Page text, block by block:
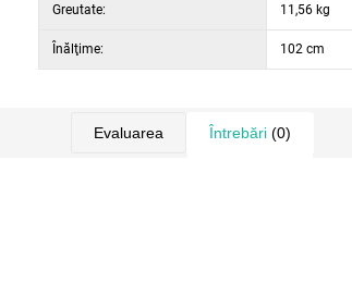
Greutate: 11,56 kg
Înălţime: 102 cm
Evaluarea Întrebări (0)